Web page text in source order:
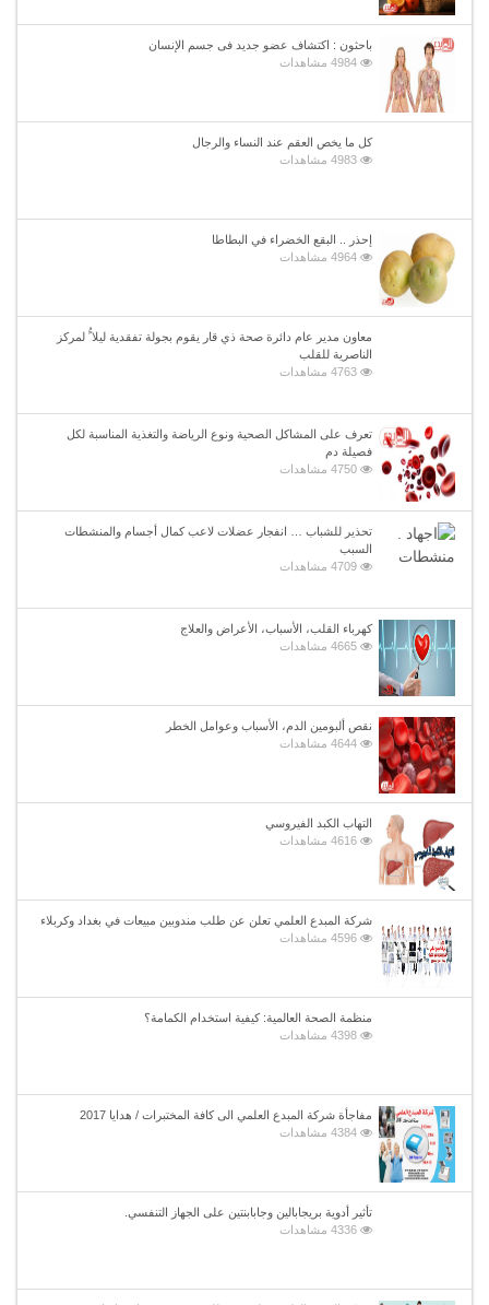
باحثون : اكتشاف عضو جديد فى جسم الإنسان
4984 مشاهدات
كل ما يخص العقم عند النساء والرجال
4983 مشاهدات
إحذر .. البقع الخضراء في البطاطا
4964 مشاهدات
معاون مدير عام دائرة صحة ذي قار يقوم بجولة تفقدية ليلا ًُ لمركز
الناصرية للقلب
4763 مشاهدات
تعرف على المشاكل الصحية ونوع الرياضة والتغذية المناسبة لكل
فصيلة دم
4750 مشاهدات
تحذير للشباب … انفجار عضلات لاعب كمال أجسام والمنشطات
السبب
4709 مشاهدات
كهرباء القلب، الأسباب، الأعراض والعلاج
4665 مشاهدات
نقص ألبومين الدم، الأسباب وعوامل الخطر
4644 مشاهدات
التهاب الكبد الفيروسي
4616 مشاهدات
شركة المبدع العلمي تعلن عن طلب مندوبين مبيعات في بغداد وكربلاء
4596 مشاهدات
منظمة الصحة العالمية: كيفية استخدام الكمامة؟
4398 مشاهدات
مفاجأة شركة المبدع العلمي الى كافة المختبرات / هدايا 2017
4384 مشاهدات
تأثير أدوية بريجابالين وجابابنتين على الجهاز التنفسي.
4336 مشاهدات